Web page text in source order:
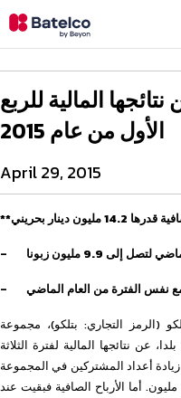
المالية للربع
الأول من عام 2015
April 29, 2015
– 9.9 مليون زبونا
– نفس الفترة من العام الماضي
(الرمز التجاري: بتلكو)، مجموعة
الاتصالات الدولية المعروفة والتي تعمل في 14 بلدا، عن نتائجها المالية لفترة الثلاثة
استمرت زيادة أعداد المشتركين في المجموعة
، حيث بلغ حجم قاعدة زبائنها أقل بقليل من 10 مليون. أما الأرباح الصافية فبقيت عند